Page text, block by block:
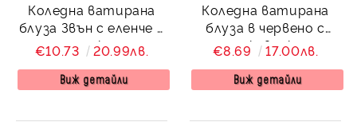
Коледна ватирана
блуза Звън с еленче с
шапка
€10.73 20.99лв.
Виж детайли
Коледна ватирана
блуза в червено с
дълъг ръкав и коледна
картинка с надпис
€8.69 17.00лв.
Виж детайли